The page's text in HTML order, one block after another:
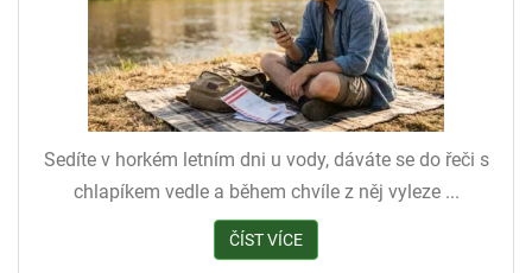
Sedíte v horkém letním dni u vody, dáváte se do řeči s
chlapíkem vedle a během chvíle z něj vyleze ...
ČÍST VÍCE